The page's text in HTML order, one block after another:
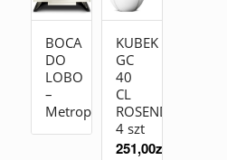
BOCA
DO
LOBO
–
Metropolitan
KUBEK
GC
40
CL
ROSENDAHL
4 szt
251,00zł